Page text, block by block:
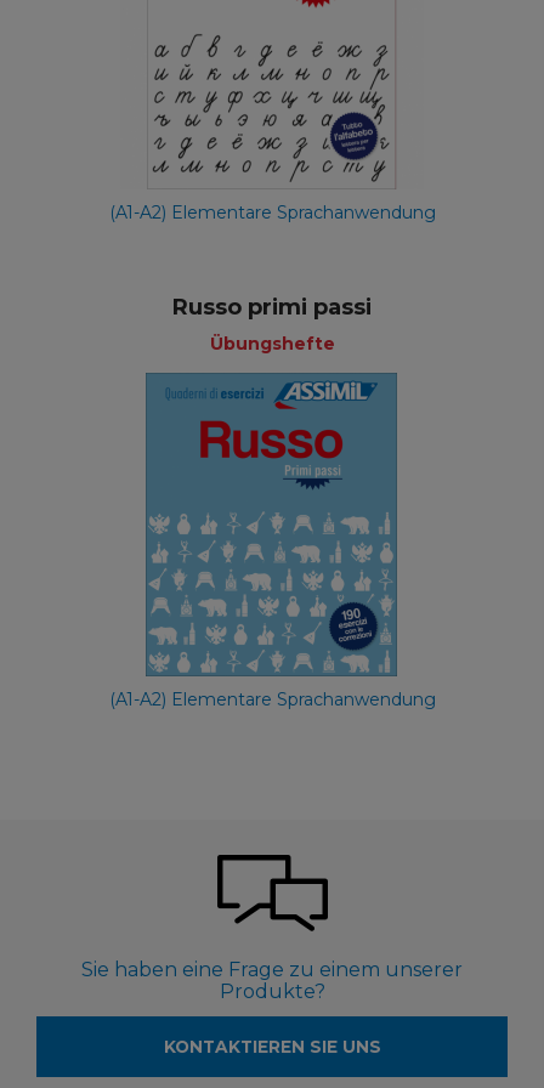
(A1-A2) Elementare Sprachanwendung
Russo primi passi
Übungshefte
(A1-A2) Elementare Sprachanwendung
Sie haben eine Frage zu einem unserer
Produkte?
KONTAKTIEREN SIE UNS